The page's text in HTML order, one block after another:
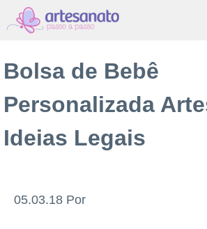
Pular
para
conteúdo
Bolsa de Bebê
Personalizada
Ideias Legais
05.03.18 Por